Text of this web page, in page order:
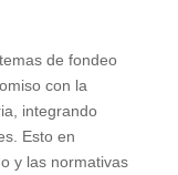
de fondeo
con la
integrando
Esto en
y las normativas